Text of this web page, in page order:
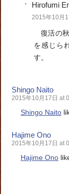
Hirofumi
2015年10月
復活の
を感じら
す。
Shingo Naito
2015年10月17日 at
Shingo Naito
Hajime Ono
2015年10月17日 at
Hajime Ono